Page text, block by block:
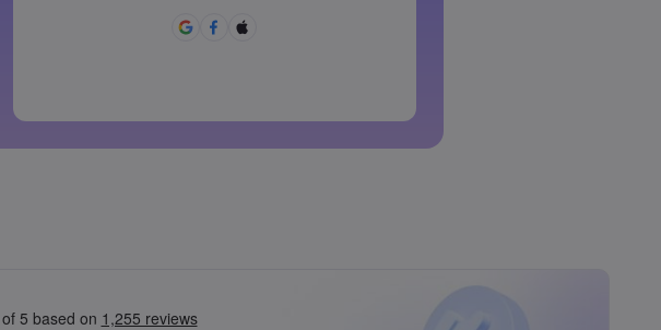
%^&amp;*()_-+=:;&lt;&gt;{,[]?,.